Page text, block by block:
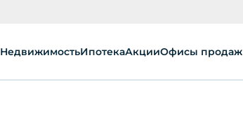
НедвижимостьИпотекаАкцииОфисы продаж